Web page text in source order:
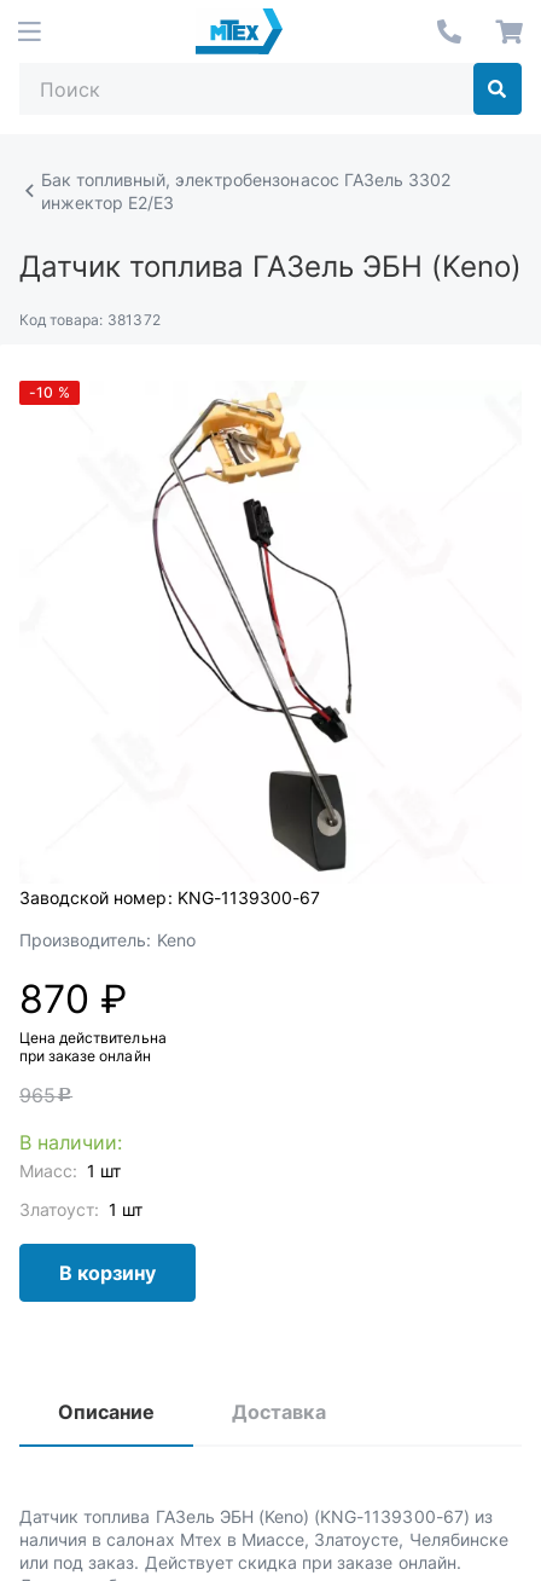
Бак топливный, электробензонасос ГАЗель 3302
инжектор Е2/Е3
Датчик топлива ГАЗель ЭБН (Keno)
Код товара: 381372
-10 %
Заводской номер: KNG-1139300-67
Производитель: Keno
870 ₽
Цена действительна
при заказе онлайн
965c
В наличии:
Миасс: 1 шт
Златоуст: 1 шт
В корзину
Описание Доставка
Датчик топлива ГАЗель ЭБН (Keno) (KNG-1139300-67) из
наличия в салонах Мтех в Миассе, Златоусте, Челябинске
или под заказ. Действует скидка при заказе онлайн.